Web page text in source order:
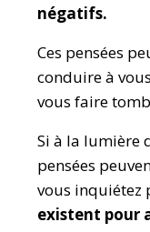
négatifs.
Ces pensées
conduire à vous
vous faire
Si à la lumière
pensées
vous inquiétez
existent pour